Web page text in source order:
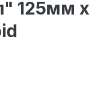
125мм х